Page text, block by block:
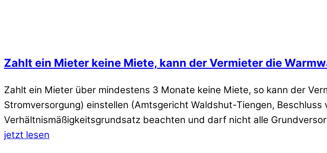
Zahlt ein Mieter keine Miete, kann der Vermieter die
Zahlt ein Mieter über mindestens 3 Monate keine Miete, so kann der
Stromversorgung) einstellen (Amtsgericht Waldshut-Tiengen,
Verhältnismäßigkeitsgrundsatz beachten und darf nicht alle
jetzt lesen